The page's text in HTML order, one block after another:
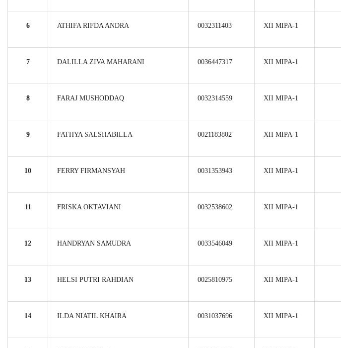
6 ATHIFA RIFDA ANDRA 0032311403 XII MIPA-1
7 DALILLA ZIVA MAHARANI 0036447317 XII MIPA-1
8 FARAJ MUSHODDAQ 0032314559 XII MIPA-1
9 FATHYA SALSHABILLA 0021183802 XII MIPA-1
10 FERRY FIRMANSYAH 0031353943 XII MIPA-1
11 FRISKA OKTAVIANI 0032538602 XII MIPA-1
12 HANDRYAN SAMUDRA 0033546049 XII MIPA-1
13 HELSI PUTRI RAHDIAN 0025810975 XII MIPA-1
14 ILDA NIATIL KHAIRA 0031037696 XII MIPA-1